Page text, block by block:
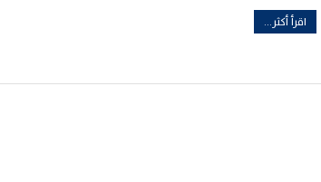
اقرأ أكثر...